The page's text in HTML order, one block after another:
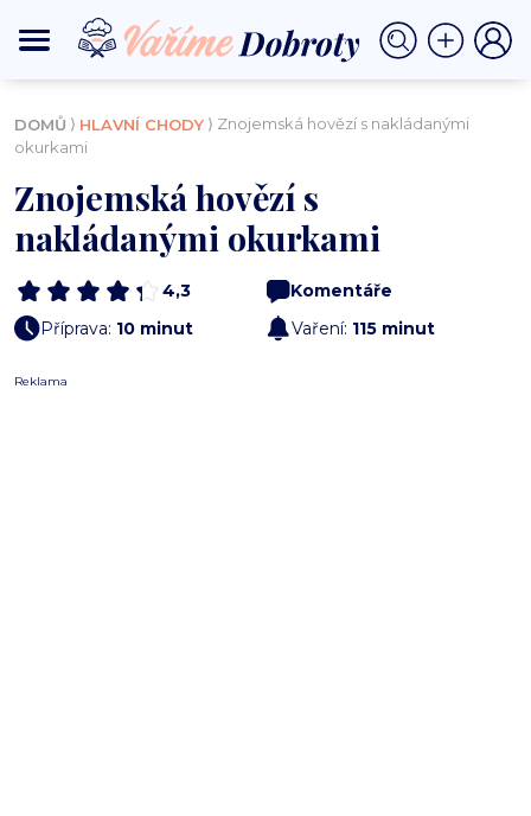
DOMŮ ⟩ HLAVNÍ CHODY ⟩ Znojemská hovězí s nakládanými
okurkami
Znojemská hovězí s
nakládanými okurkami
4,3
Komentáře
Příprava: 10 minut Vaření: 115 minut
Reklama